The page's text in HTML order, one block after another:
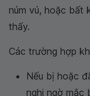
núm vú, hoặc bất
thấy.
Các trường hợp
Nếu bị hoặc
nghi ngờ mắc